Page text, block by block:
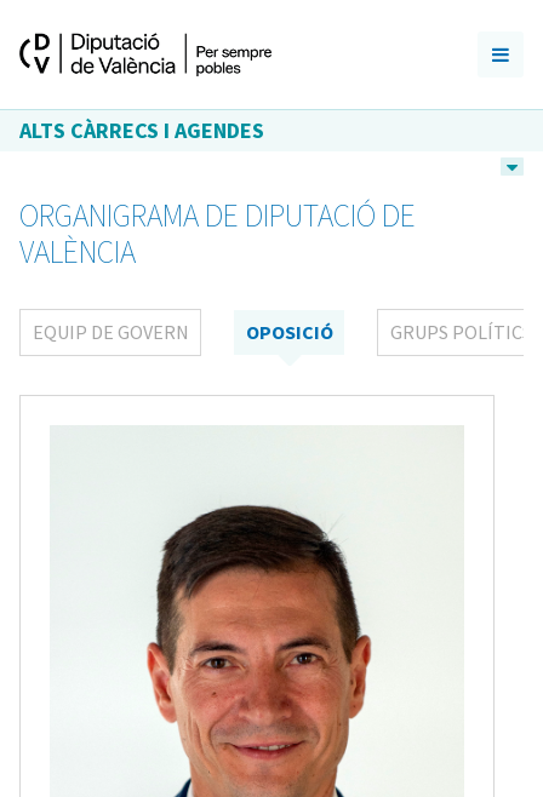
ALTS CÀRRECS I AGENDES
ORGANIGRAMA DE DIPUTACIÓ DE
VALÈNCIA
EQUIP DE GOVERN OPOSICIÓ GRUPS POLÍTICS